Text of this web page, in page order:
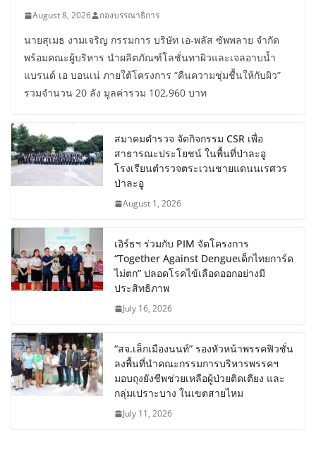
August 8, 2026 กองบรรณาธิการ
นายสุเมธ งามเจริญ กรรมการ บริษัท เอ-พลัส ซัพพลาย จำกัด
พร้อมคณะผู้บริหาร นำผลิตภัณฑ์โลชั่นทาผิวและเจลอาบน้ำ
แบรนด์ เอ บอนเน่ ภายใต้โครงการ “คืนความชุ่มชื้นให้กับผิว”
รวมจำนวน 20 ลัง มูลค่ารวม 102,960 บาท
สมาคมตำรวจ จัดกิจกรรม CSR เพื่อ
สาธารณะประโยชน์ ในพื้นที่ป่าละอู
โรงเรียนตำรวจตระเวนชายแดนนเรศวร
ป่าละอู
August 1, 2026
เอิร์ธฯ ร่วมกับ PIM จัดโครงการ
“Together Against Dengueเด็กไทยการ์ด
ไม่ตก” ปลอดโรคไข้เลือดออกอย่างมี
ประสิทธิภาพ
July 16, 2026
“สจ.เล็กเมืองนนท์” รองหัวหน้าพรรคฟิวชั่น
ลงพื้นที่นำคณะกรรมการบริหารพรรคฯ
มอบถุงยังชีพช่วยเหลือผู้ป่วยติดเตียง และ
กลุ่มเปราะบาง ในเขตสายไหม
July 11, 2026